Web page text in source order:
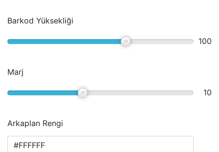
Barkod Yüksekliği
100
Marj
10
Arkaplan Rengi